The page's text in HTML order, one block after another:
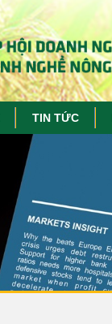
TIN TỨC